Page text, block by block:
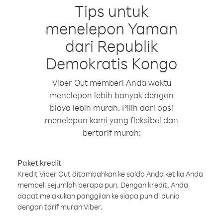
Tips untuk
menelepon Yaman
dari Republik
Demokratis Kongo
Viber Out memberi Anda waktu
menelepon lebih banyak dengan
biaya lebih murah. Pilih dari opsi
menelepon kami yang fleksibel dan
bertarif murah:
Paket kredit
Kredit Viber Out ditambahkan ke saldo Anda ketika Anda
membeli sejumlah berapa pun. Dengan kredit, Anda
dapat melakukan panggilan ke siapa pun di dunia
dengan tarif murah Viber.